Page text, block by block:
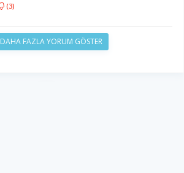
(3)
DAHA FAZLA YORUM GÖSTER